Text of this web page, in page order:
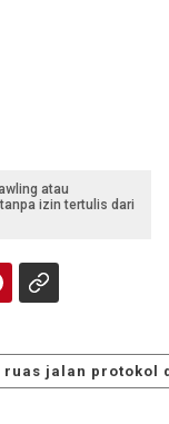
atau
izin tertulis dari
jalan protokol